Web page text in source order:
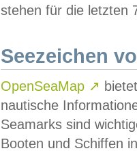
stehen für die letzten
Seezeichen
OpenSeaMap ↗
nautische
Seamarks sind
Booten und Schiffen